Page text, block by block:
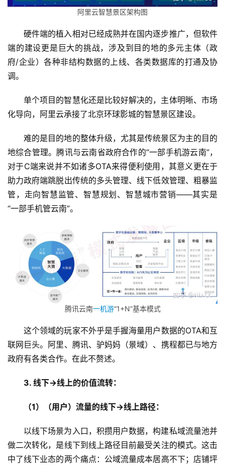
阿里云智慧景区架构图
硬件端的植入相对已经成熟并在国内逐步推广，但软件
端的建设更是巨大的挑战，涉及到目的地的多元主体（政
府/企业）各种非结构数据的上线、各类数据库的打通及协
调。
单个项目的智慧化还是比较好解决的，主体明晰、市场
化导向，阿里云承接了北京环球影城的智慧景区建设。
难的是目的地的整体升级，尤其是传统景区为主的目的
地综合管理。腾讯与云南省政府合作的“一部手机游云南”，
对于C端来说并不如诸多OTA来得便利使用，其意义更在于
助力政府端跳脱出传统的多头管理、线下低效管理、粗暴监
管，走向智慧监管、智慧规划、智慧城市营销——其实是
“一部手机管云南”。
腾讯云南一机游“1+N”基本模式
这个领域的玩家不外乎是手握海量用户数据的OTA和互
联网巨头。阿里、腾讯、驴妈妈（景域）、携程都已与地方
政府有各类合作。在此不赘述。
3. 线下->线上的价值流转：
（1）（用户）流量的线下->线上路径：
以线下场景为入口，积攒用户数据，构建私域流量池并
做二次转化，是线下到线上路径目前最受关注的模式。这击
中了线下业态的两个痛点：公域流量成本居高不下；店铺坪